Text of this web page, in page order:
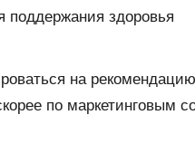
на
по маркетинговым